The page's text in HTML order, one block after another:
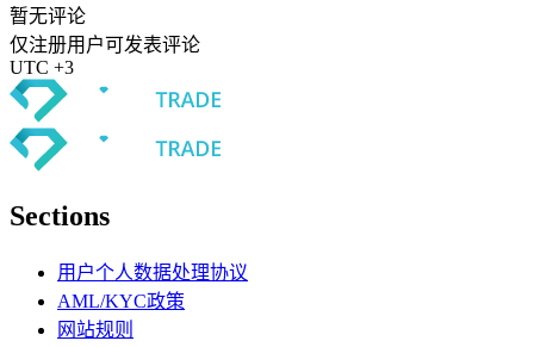
暂无评论
仅注册用户可发表评论
UTC +3
Sections
用户个人数据处理协议
AML/KYC政策
网站规则